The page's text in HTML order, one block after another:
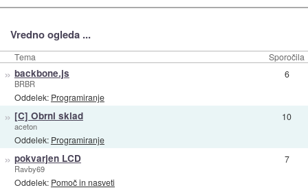
Vredno ogleda ...
Tema Sporočila
» backbone.js
BRBR
Oddelek: Programiranje
6
» [C] Obrni sklad
aceton
Oddelek: Programiranje
10
» pokvarjen LCD
Ravby69
Oddelek: Pomoč in nasveti
7